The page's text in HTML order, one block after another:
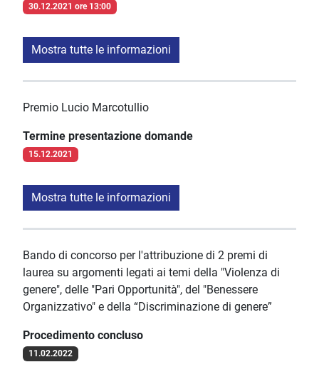
30.12.2021 ore 13:00
Mostra tutte le informazioni
Premio Lucio Marcotullio
Termine presentazione domande
15.12.2021
Mostra tutte le informazioni
Bando di concorso per l'attribuzione di 2 premi di
laurea su argomenti legati ai temi della "Violenza di
genere", delle "Pari Opportunità", del "Benessere
Organizzativo" e della “Discriminazione di genere”
Procedimento concluso
11.02.2022